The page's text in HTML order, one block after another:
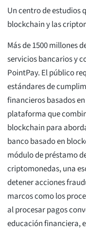
Un centro de estudios
blockchain y las
Más de 1500 millones
servicios bancarios y
PointPay. El público
estándares de
financieros basados
plataforma que
blockchain para
banco basado en
módulo de préstamo
criptomonedas, una
detener acciones
marcos como los
al procesar pagos
educación financiera,